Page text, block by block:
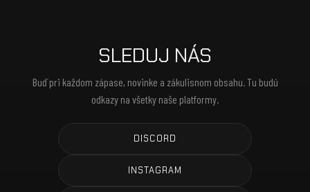
SLEDUJ NÁS
Buď pri každom zápase, novinke a zákulisnom obsahu. Tu budú
odkazy na všetky naše platformy.
DISCORD
INSTAGRAM